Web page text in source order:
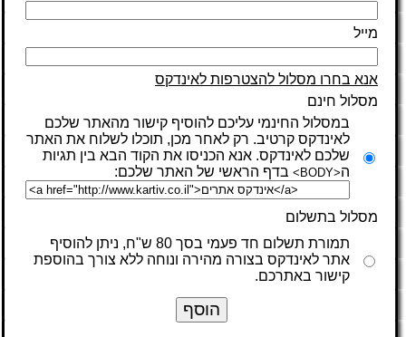
מייל
אנא בחרו מסלול להצטרפות לאינדקס
מסלול חינם
במסלול החינמי עליכם להוסיף קישור מהאתר שלכם
לאינדקס קרטיב. רק לאחר מכן, תוכלו לשלוח את האתר
שלכם לאינדקס. אנא הכניסו את הקוד הבא בין תגיות
ה<BODY> בדף הראשי של האתר שלכם:
מסלול בתשלום
תמורת תשלום חד פעמי בסך 80 ש"ח, ניתן להוסיף
אתר לאינדקס בצורה מהירה ונוחה ללא צורך בהוספת
קישור באתרכם.